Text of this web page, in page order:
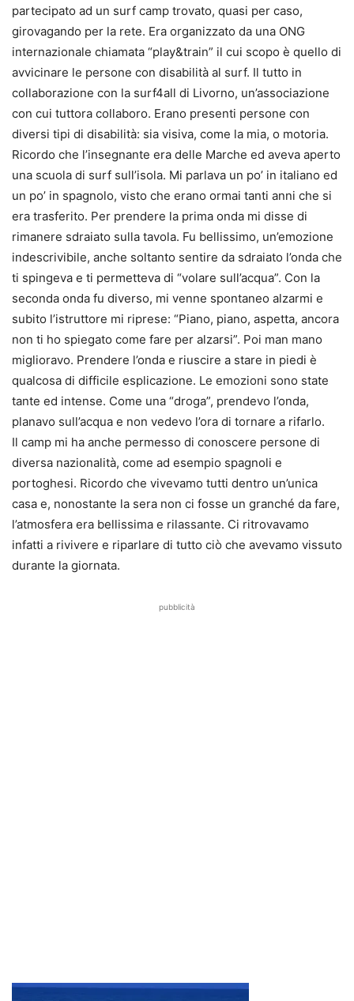
partecipato ad un surf camp trovato, quasi per caso,
girovagando per la rete. Era organizzato da una ONG
internazionale chiamata “play&train” il cui scopo è quello di
avvicinare le persone con disabilità al surf. Il tutto in
collaborazione con la surf4all di Livorno, un’associazione
con cui tuttora collaboro. Erano presenti persone con
diversi tipi di disabilità: sia visiva, come la mia, o motoria.
Ricordo che l’insegnante era delle Marche ed aveva aperto
una scuola di surf sull’isola. Mi parlava un po’ in italiano ed
un po’ in spagnolo, visto che erano ormai tanti anni che si
era trasferito. Per prendere la prima onda mi disse di
rimanere sdraiato sulla tavola. Fu bellissimo, un’emozione
indescrivibile, anche soltanto sentire da sdraiato l’onda che
ti spingeva e ti permetteva di “volare sull’acqua”. Con la
seconda onda fu diverso, mi venne spontaneo alzarmi e
subito l’istruttore mi riprese: “Piano, piano, aspetta, ancora
non ti ho spiegato come fare per alzarsi”. Poi man mano
miglioravo. Prendere l’onda e riuscire a stare in piedi è
qualcosa di difficile esplicazione. Le emozioni sono state
tante ed intense. Come una “droga”, prendevo l’onda,
planavo sull’acqua e non vedevo l’ora di tornare a rifarlo.
Il camp mi ha anche permesso di conoscere persone di
diversa nazionalità, come ad esempio spagnoli e
portoghesi. Ricordo che vivevamo tutti dentro un’unica
casa e, nonostante la sera non ci fosse un granché da fare,
l’atmosfera era bellissima e rilassante. Ci ritrovavamo
infatti a rivivere e riparlare di tutto ciò che avevamo vissuto
durante la giornata.
pubblicità